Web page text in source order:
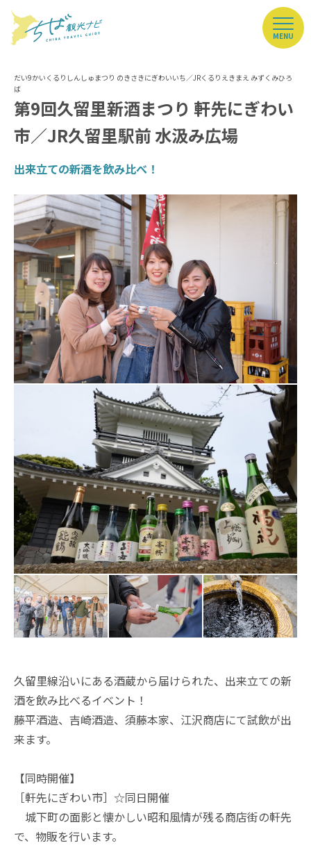
MENU
第9回久留里新酒まつり 軒先にぎわい
市／JR久留里駅前 水汲み広場
出来立ての新酒を飲み比べ！
久留里線沿いにある酒蔵から届けられた、出来立ての新
酒を飲み比べるイベント！
藤平酒造、吉崎酒造、須藤本家、江沢商店にて試飲が出
来ます。
【同時開催】
［軒先にぎわい市］☆同日開催
城下町の面影と懐かしい昭和風情が残る商店街の軒先
で、物販を行います。